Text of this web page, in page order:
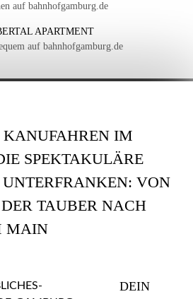
auf bahnhofgamburg.de
APARTMENT
auf bahnhofgamburg.de
IM
SPEKTAKULÄRE
VON
TAUBER NACH
MAIN
DEIN